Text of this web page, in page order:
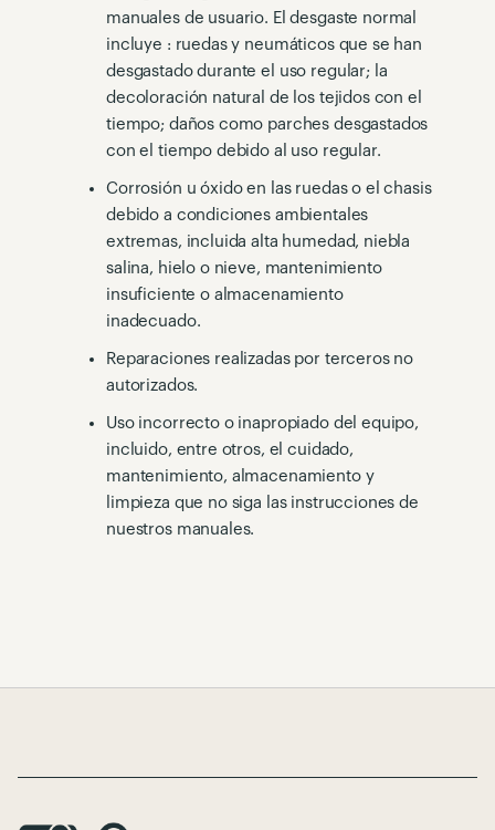
manuales de usuario. El desgaste normal
incluye : ruedas y neumáticos que se han
desgastado durante el uso regular; la
decoloración natural de los tejidos con el
tiempo; daños como parches desgastados
con el tiempo debido al uso regular.
Corrosión u óxido en las ruedas o el chasis
debido a condiciones ambientales
extremas, incluida alta humedad, niebla
salina, hielo o nieve, mantenimiento
insuficiente o almacenamiento
inadecuado.
Reparaciones realizadas por terceros no
autorizados.
Uso incorrecto o inapropiado del equipo,
incluido, entre otros, el cuidado,
mantenimiento, almacenamiento y
limpieza que no siga las instrucciones de
nuestros manuales.